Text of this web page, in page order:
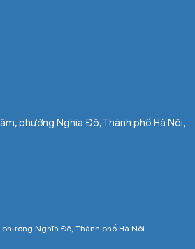
phường Nghĩa Đô, Thành phố Hà Nội,
phường Nghĩa Đô, Thành phố Hà Nội